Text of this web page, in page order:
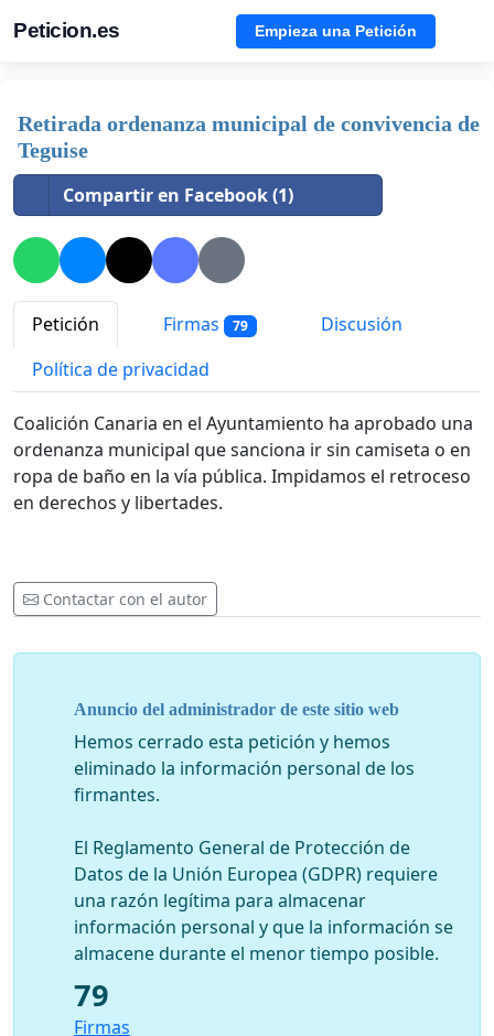
Peticion.es Empieza una Petición
Retirada ordenanza municipal de convivencia de
Teguise
Compartir en Facebook (1)
Petición Firmas 79
Discusión
Política de privacidad
Coalición Canaria en el Ayuntamiento ha aprobado una
ordenanza municipal que sanciona ir sin camiseta o en
ropa de baño en la vía pública. Impidamos el retroceso
en derechos y libertades.
Contactar con el autor
Anuncio del administrador de este sitio web
Hemos cerrado esta petición y hemos
eliminado la información personal de los
firmantes.
El Reglamento General de Protección de
Datos de la Unión Europea (GDPR) requiere
una razón legítima para almacenar
información personal y que la información se
almacene durante el menor tiempo posible.
79
Firmas